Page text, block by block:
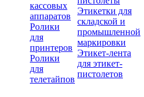
кассовых
аппаратов
Ролики
для
принтеров
Ролики
для
телетайпов
Этикетки для
складской и
промышленной
маркировки
Этикет-лента
для этикет-
пистолетов